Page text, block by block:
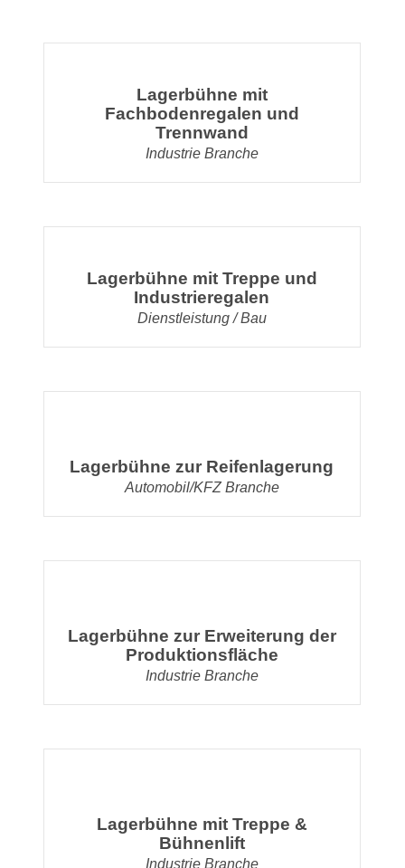
Lagerbühne mit
Fachbodenregalen und
Trennwand
Industrie Branche
Lagerbühne mit Treppe und
Industrieregalen
Dienstleistung / Bau
Lagerbühne zur Reifenlagerung
Automobil/KFZ Branche
Lagerbühne zur Erweiterung der
Produktionsfläche
Industrie Branche
Lagerbühne mit Treppe &
Bühnenlift
Industrie Branche